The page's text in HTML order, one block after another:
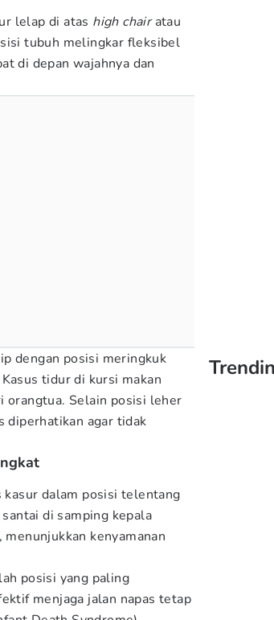
lelap di atas high chairatau
tubuh melingkar fleksibel
di depan wajahnya dan
dengan posisi meringkuk
tidur di kursi makan
orangtua. Selain posisi leher
diperhatikan agar tidak
dalam posisi telentang
di samping kepala
kenyamanan
posisi yang paling
menjaga jalan napas tetap